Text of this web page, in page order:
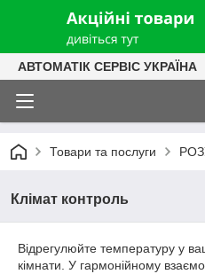
АВТОМАТІК СЕРВІС УКРАЇНА
Товари та послуги
Клімат контроль
Відрегулюйте температуру у
кімнати. У гармонійному